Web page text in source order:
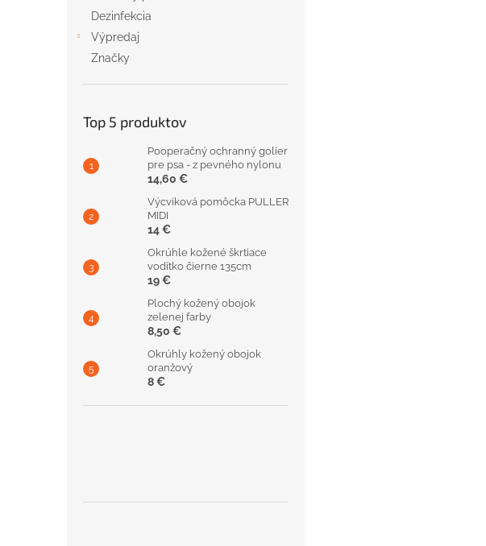
Dezinfekcia
Výpredaj
Značky
Top 5 produktov
Pooperačný ochranný golier
pre psa - z pevného nylonu
14,60 €
Výcviková pomôcka PULLER
MIDI
14 €
Okrúhle kožené škrtiace
vodítko čierne 135cm
19 €
Plochý kožený obojok
zelenej farby
8,50 €
Okrúhly kožený obojok
oranžový
8 €